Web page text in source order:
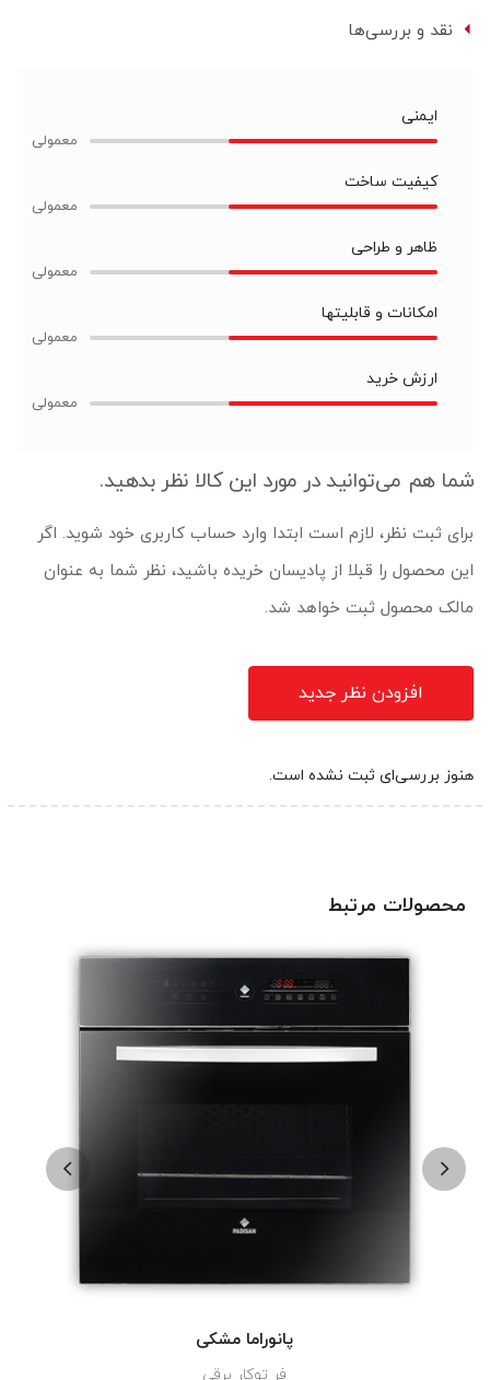
نقد و بررسی‌ها
ایمنی
کیفیت ساخت
ظاهر و طراحی
امکانات و قابلیتها
ارزش خرید
شما هم می‌توانید در مورد این کالا نظر بدهید.
برای ثبت نظر، لازم است ابتدا وارد حساب کاربری خود شوید. اگر
این محصول را قبلا از پادیسان خریده باشید، نظر شما به عنوان
مالک محصول ثبت خواهد شد.
افزودن نظر جدید
هنوز بررسی‌ای ثبت نشده است.
محصولات مرتبط
پانوراما مشکی
فر توکار برقی